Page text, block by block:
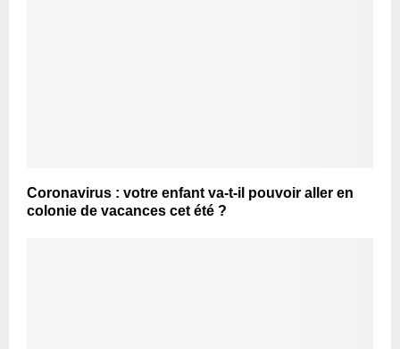
Coronavirus : votre enfant va-t-il pouvoir aller en
colonie de vacances cet été ?